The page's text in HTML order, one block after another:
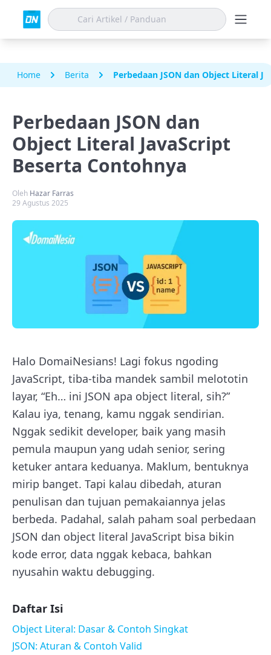
Home Berita Perbedaan JSON dan Object Literal
Perbedaan JSON dan
Object Literal JavaScript
Beserta Contohnya
Oleh Hazar Farras
29 Agustus 2025
Halo DomaiNesians! Lagi fokus ngoding
JavaScript, tiba-tiba mandek sambil melototin
layar, “Eh… ini JSON apa object literal, sih?”
Kalau iya, tenang, kamu nggak sendirian.
Nggak sedikit developer, baik yang masih
pemula maupun yang udah senior, sering
ketuker antara keduanya. Maklum, bentuknya
mirip banget. Tapi kalau dibedah, aturan
penulisan dan tujuan pemakaiannya jelas
berbeda. Padahal, salah paham soal perbedaan
JSON dan object literal JavaScript bisa bikin
kode error, data nggak kebaca, bahkan
nyusahin waktu debugging.
Daftar Isi
Object Literal: Dasar & Contoh Singkat
JSON: Aturan & Contoh Valid